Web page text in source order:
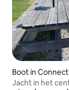
Boot in
Jacht in het